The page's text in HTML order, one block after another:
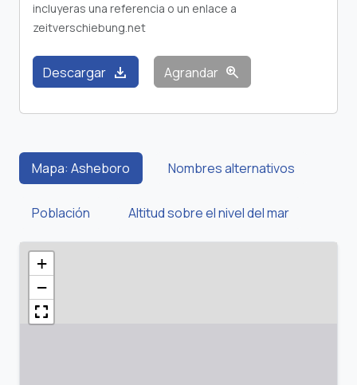
incluyeras una referencia o un enlace a
zeitverschiebung.net
Descargar download Agrandar zoom_in
Mapa: Asheboro Nombres alternativos
Población Altitud sobre el nivel del mar
+
−